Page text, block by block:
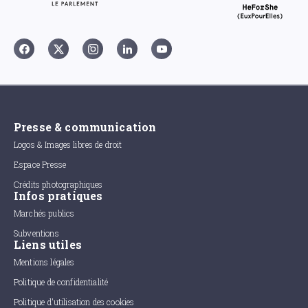
Presse & communication
Logos & Images libres de droit
Espace Presse
Crédits photographiques
Infos pratiques
Marchés publics
Subventions
Liens utiles
Mentions légales
Politique de confidentialité
Politique d'utilisation des cookies